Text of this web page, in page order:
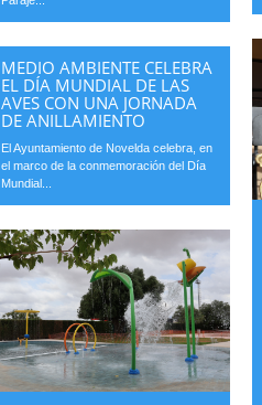
MEDIO AMBIENTE CELEBRA
EL DÍA MUNDIAL DE LAS
AVES CON UNA JORNADA
DE ANILLAMIENTO
El Ayuntamiento de Novelda celebra, en
el marco de la conmemoración del Día
Mundial...